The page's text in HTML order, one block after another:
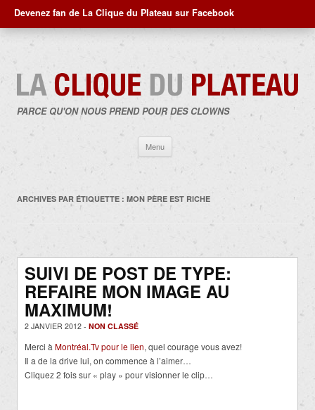
Devenez fan de La Clique du Plateau sur Facebook
PARCE QU'ON NOUS PREND POUR DES CLOWNS
Menu
contenu
ARCHIVES PAR ÉTIQUETTE : MON PÈRE EST RICHE
SUIVI DE POST DE TYPE:
REFAIRE MON IMAGE AU
MAXIMUM!
2 JANVIER 2012 - NON CLASSÉ
Merci à Montréal.Tv pour le lien, quel courage vous avez!
Il a de la drive lui, on commence à l’aimer…
Cliquez 2 fois sur « play » pour visionner le clip…